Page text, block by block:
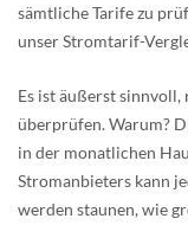
sämtliche Tarife zu
unser Stromtarif-
Es ist äußerst
überprüfen. Warum?
in der monatlichen
Stromanbieters kann
werden staunen, wie